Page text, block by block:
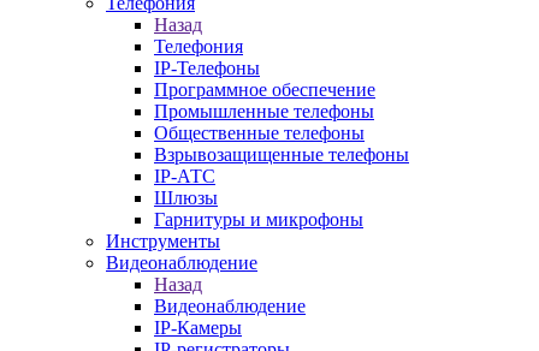
Назад
Телефония
IP-Телефоны
Программное обеспечение
Промышленные телефоны
Общественные телефоны
Взрывозащищенные телефоны
IP-АТС
Шлюзы
Гарнитуры и микрофоны
Инструменты
Видеонаблюдение
Назад
Видеонаблюдение
IP-Камеры